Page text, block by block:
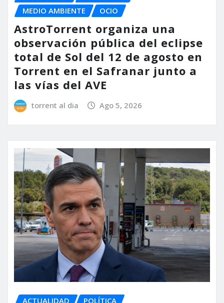
MEDIO AMBIENTE
OCIO
AstroTorrent organiza una
observación pública del eclipse
total de Sol del 12 de agosto en
Torrent en el Safranar junto a
las vías del AVE
torrent al dia Ago 5, 2026
ACTUALIDAD POLÍTICA